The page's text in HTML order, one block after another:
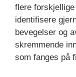
flere
identifisere
bevegelser og
skremmende
som fanges på